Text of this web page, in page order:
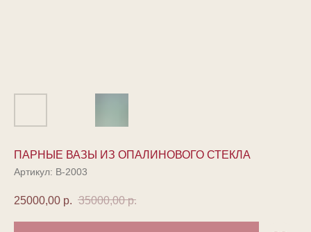
ПАРНЫЕ ВАЗЫ ИЗ ОПАЛИНОВОГО СТЕКЛА
Артикул: В-2003
25000,00 р. 35000,00 р.